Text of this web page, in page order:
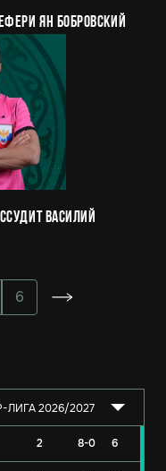
Ян Бобровский
Василий
6
2026/2027
2 8-0 6